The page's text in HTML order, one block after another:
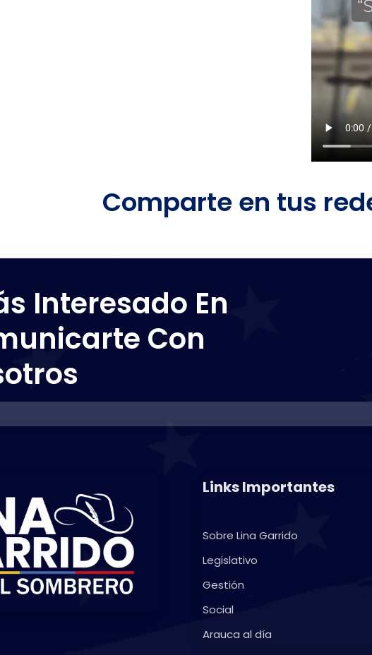
Comparte en tus
Interesado En
Con
Links Importantes
Sobre Lina Garrido
Legislativo
Gestión
Social
Arauca al día